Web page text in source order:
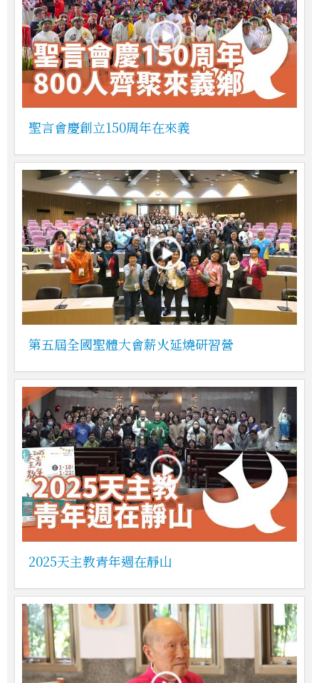
聖言會慶創立150周年在來義
第五屆全國聖體大會薪火延燒研習營
2025天主教青年週在靜山